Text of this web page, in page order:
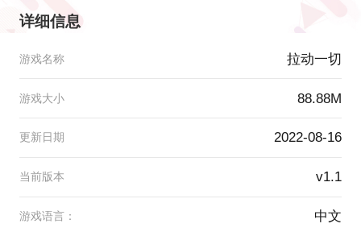
详细信息
游戏名称 拉动一切
游戏大小 88.88M
更新日期 2022-08-16
当前版本 v1.1
游戏语言： 中文